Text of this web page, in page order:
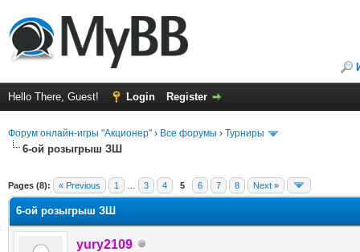
Hello There, Guest! Login Register
Форум онлайн-игры "Акционер" › Все форумы › Турниры
6-ой розыгрыш ЗШ
Pages (8): « Previous 1 3 4 5 6 7 8 Next »
6-ой розыгрыш ЗШ
yury2109